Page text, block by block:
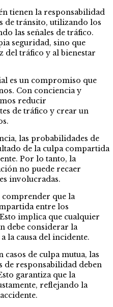
tienen la responsabilidad
de tránsito, utilizando los
las señales de tráfico.
seguridad, sino que
del tráfico y al bienestar
es un compromiso que
Con conciencia y
reducir
de tráfico y crear un
las probabilidades de
de la culpa compartida
Por lo tanto, la
no puede recaer
involucradas.
comprender que la
entre los
implica que cualquier
debe considerar la
la causa del incidente.
casos de culpa mutua, las
de responsabilidad deben
garantiza que la
reflejando la